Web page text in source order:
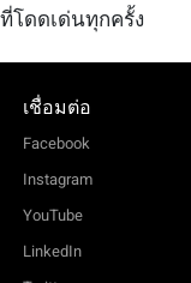
โดดเด่นทุกครั้ง
เชื่อมต่อ
Facebook
Instagram
YouTube
LinkedIn